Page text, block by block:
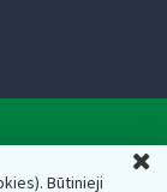
Būtinieji